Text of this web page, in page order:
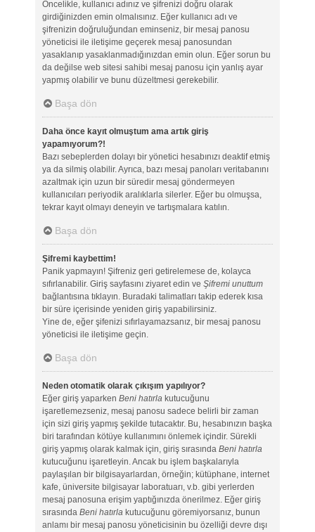
Öncelikle, kullanıcı adınız ve şifrenizi doğru olarak
girdiğinizden emin olmalısınız. Eğer kullanıcı adı ve
şifrenizin doğruluğundan eminseniz, bir mesaj panosu
yöneticisi ile iletişime geçerek mesaj panosundan
yasaklanıp yasaklanmadığınızdan emin olun. Eğer sorun bu
da değilse web sitesi sahibi mesaj panosu için yanlış ayar
yapmış olabilir ve bunu düzeltmesi gerekebilir.
Başa dön
Daha önce kayıt olmuştum ama artık giriş
yapamıyorum?!
Bazı sebeplerden dolayı bir yönetici hesabınızı deaktif etmiş
ya da silmiş olabilir. Ayrıca, bazı mesaj panoları veritabanını
azaltmak için uzun bir süredir mesaj göndermeyen
kullanıcıları periyodik aralıklarla silerler. Eğer bu olmuşsa,
tekrar kayıt olmayı deneyin ve tartışmalara katılın.
Başa dön
Şifremi kaybettim!
Panik yapmayın! Şifreniz geri getirelemese de, kolayca
sıfırlanabilir. Giriş sayfasını ziyaret edin ve Şifremi unuttum
bağlantısına tıklayın. Buradaki talimatları takip ederek kısa
bir süre içerisinde yeniden giriş yapabilirsiniz.
Yine de, eğer şifenizi sıfırlayamazsanız, bir mesaj panosu
yöneticisi ile iletişime geçin.
Başa dön
Neden otomatik olarak çıkışım yapılıyor?
Eğer giriş yaparken Beni hatırlakutucuğunu
işaretlemezseniz, mesaj panosu sadece belirli bir zaman
için sizi giriş yapmış şekilde tutacaktır. Bu, hesabınızın başka
biri tarafından kötüye kullanımını önlemek içindir. Sürekli
giriş yapmış olarak kalmak için, giriş sırasında Beni hatırla
kutucuğunu işaretleyin. Ancak bu işlem başkalarıyla
paylaşılan bir bilgisayarlardan, örneğin; kütüphane, internet
kafe, üniversite bilgisayar laboratuarı, v.b. gibi yerlerden
mesaj panosuna erişim yaptığınızda önerilmez. Eğer giriş
sırasında Beni hatırlakutucuğunu göremiyorsanız, bunun
anlamı bir mesaj panosu yöneticisinin bu özelliği devre dışı